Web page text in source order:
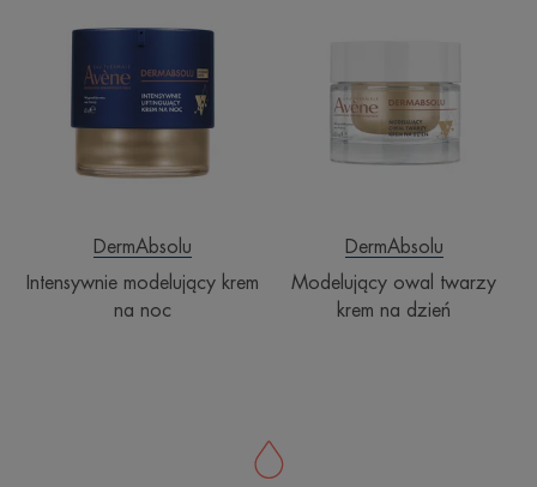
modelujący
krem
na
noc
DermAbsolu
Intensywnie modelujący krem
na noc
krem
na
dzień
DermAbsolu
Modelujący owal twarzy
krem na dzień